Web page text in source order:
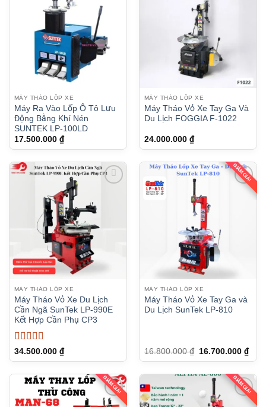
MÁY THÁO LỐP XE
Máy Ra Vào Lốp Ô Tô Lưu
Động Bằng Khí Nén
SUNTEK LP-100LD
17.500.000 ₫
MÁY THÁO LỐP XE
Máy Tháo Vỏ Xe Tay Ga Và
Du Lịch FOGGIA F-1022
24.000.000 ₫
MÁY THÁO LỐP XE
Máy Tháo Vỏ Xe Du Lịch
Cần Ngã SunTek LP-990E
Kết Hợp Cần Phụ CP3
Được xếp
hạng55 sao
34.500.000 ₫
GIẢM GIÁ!
MÁY THÁO LỐP XE
Máy Tháo Vỏ Xe Tay Ga và
Du Lịch SunTek LP-810
16.800.000₫
Giá
16.800.000 ₫.
16.700.000 ₫Giá
hiện
là:
GIẢM GIÁ! GIẢM GIÁ!